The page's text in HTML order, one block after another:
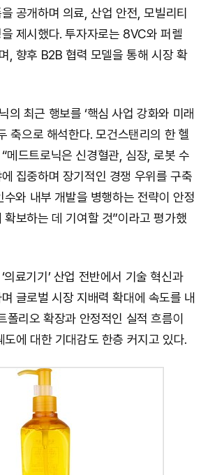
공개하며 의료, 산업 안전, 모빌리티
제시했다. 투자자로는 8VC와 퍼렐
, 향후 B2B 협력 모델을 통해 시장 확
의 최근 행보를 ‘핵심 사업 강화와 미래
축으로 해석한다. 모건스탠리의 한 헬
메드트로닉은 신경혈관, 심장, 로봇 수
집중하며 장기적인 경쟁 우위를 구축
수와 내부 개발을 병행하는 전략이 안정
보하는 데 기여할 것”이라고 평가했
의료기기’ 산업 전반에서 기술 혁신과
글로벌 시장 지배력 확대에 속도를 내
폴리오 확장과 안정적인 실적 흐름이
도에 대한 기대감도 한층 커지고 있다.